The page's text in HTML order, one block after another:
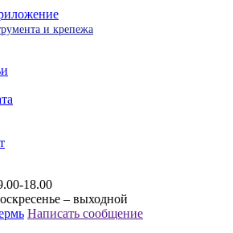
и крепежа
18.00
– выходной
Написать сообщение